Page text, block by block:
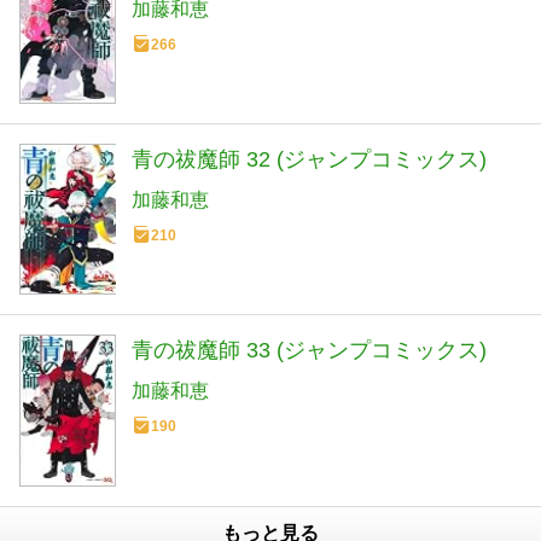
加藤和恵
266
青の祓魔師 32 (ジャンプコミックス)
加藤和恵
210
青の祓魔師 33 (ジャンプコミックス)
加藤和恵
190
もっと見る